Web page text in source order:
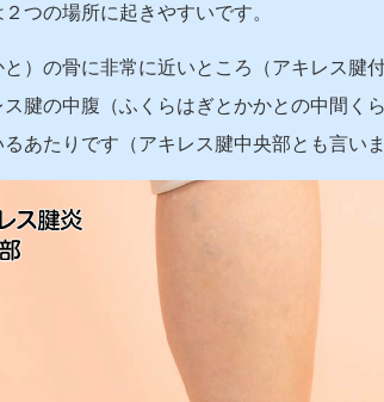
つの場所に起きやすいです。
）の骨に非常に近いところ（アキレス腱
ス腱の中腹（ふくらはぎとかかとの中間く
あたりです（アキレス腱中央部とも言いま